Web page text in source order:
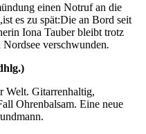
einen Notruf an die
es zu spät:Die an Bord seit
Iona Tauber bleibt trotz
verschwunden.
Welt. Gitarrenhaltig,
Ohrenbalsam. Eine neue